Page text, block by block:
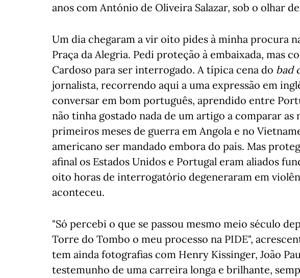
anos com António de Oliveira Salazar, sob o olhar
Um dia chegaram a vir oito pides à minha procura
Praça da Alegria. Pedi proteção à embaixada, mas
Cardoso para ser interrogado. A típica cena do bad
jornalista, recorrendo aqui a uma expressão em
conversar em bom português, aprendido entre
não tinha gostado nada de um artigo a comparar as
primeiros meses de guerra em Angola e no
americano ser mandado embora do país. Mas
afinal os Estados Unidos e Portugal eram aliados
oito horas de interrogatório degeneraram em
aconteceu.
"Só percebi o que se passou mesmo meio século
Torre do Tombo o meu processo na PIDE",
tem ainda fotografias com Henry Kissinger, João
testemunho de uma carreira longa e brilhante,